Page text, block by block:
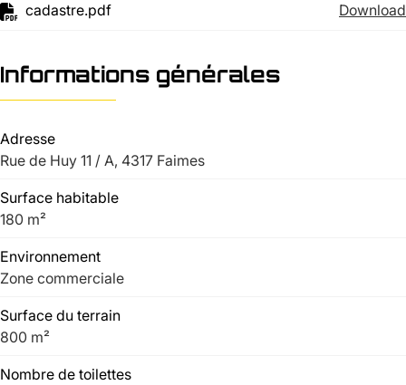
cadastre.pdf Download
Informations générales
Adresse
Rue de Huy 11 / A, 4317 Faimes
Surface habitable
180 m²
Environnement
Zone commerciale
Surface du terrain
800 m²
Nombre de toilettes